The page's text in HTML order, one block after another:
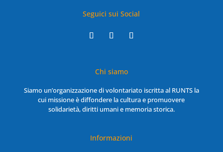
Seguici sui Social
Chi siamo
Siamo un’organizzazione di volontariato iscritta al RUNTS la
cui missione è diffondere la cultura e promuovere
solidarietà, diritti umani e memoria storica.
Informazioni